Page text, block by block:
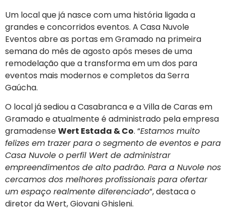
Um local que já nasce com uma história ligada a
grandes e concorridos eventos. A Casa Nuvole
Eventos abre as portas em Gramado na primeira
semana do mês de agosto após meses de uma
remodelação que a transforma em um dos para
eventos mais modernos e completos da Serra
Gaúcha.
O local já sediou a Casabranca e a Villa de Caras em
Gramado e atualmente é administrado pela empresa
gramadenseWert Estada & Co. “Estamos muito
felizes em trazer para o segmento de eventos e para
Casa Nuvole o perfil Wert de administrar
empreendimentos de alto padrão. Para a Nuvole nos
cercamos dos melhores profissionais para ofertar
um espaço realmente diferenciado”, destaca o
diretor da Wert, Giovani Ghisleni.